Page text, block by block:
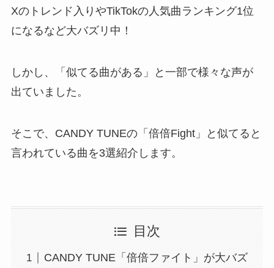
Xのトレンド入りやTikTokの人気曲ランキング1位
になるなど大バズリ中！
しかし、「似てる曲がある」と一部で様々な声が
出ていました。
そこで、CANDY TUNEの「倍倍Fight」と似てると
言われている曲を3選紹介します。
目次
CANDY TUNE「倍倍ファイト」が大バズ